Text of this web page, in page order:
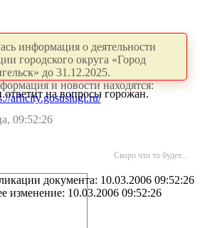
информация о деятельности
городского округа «Город
до 31.12.2025.
и новости находятся:
arhcity.gosuslugi.ru/
ответит на вопросы горожан.
09:52:26
Скоро что то будет...
документа: 10.03.2006 09:52:26
изменение: 10.03.2006 09:52:26